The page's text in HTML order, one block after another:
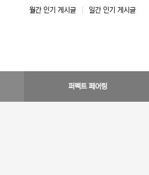
월간 인기 게시글 일간 인기 게시글
퍼펙트 페어링